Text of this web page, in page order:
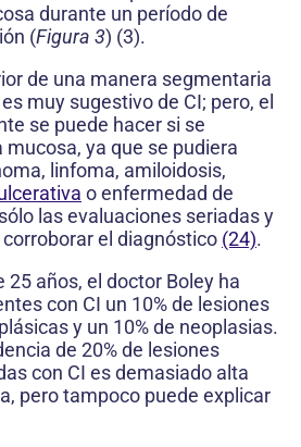
durante un período de
(Figura 3) (3).
de una manera segmentaria
muy sugestivo de CI; pero, el
se puede hacer si se
ya que se pudiera
linfoma, amiloidosis,
o enfermedad de
las evaluaciones seriadas y
el diagnóstico (24).
25 años, el doctor Boley ha
con CI un 10% de lesiones
y un 10% de neoplasias.
de 20% de lesiones
con CI es demasiado alta
pero tampoco puede explicar